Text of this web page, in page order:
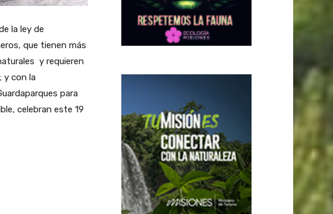
la ley de
que tienen más
y requieren
y con la
para
celebran este 19